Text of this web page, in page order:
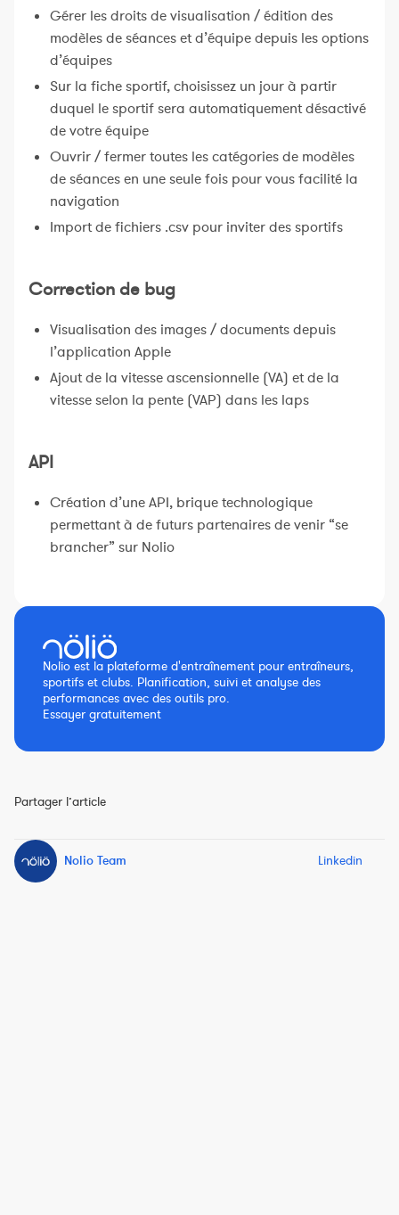
Gérer les droits de visualisation / édition des
modèles de séances et d’équipe depuis les options
d’équipes
Sur la fiche sportif, choisissez un jour à partir
duquel le sportif sera automatiquement désactivé
de votre équipe
Ouvrir / fermer toutes les catégories de modèles
de séances en une seule fois pour vous facilité la
navigation
Import de fichiers .csv pour inviter des sportifs
Correction de bug
Visualisation des images / documents depuis
l’application Apple
Ajout de la vitesse ascensionnelle (VA) et de la
vitesse selon la pente (VAP) dans les laps
API
Création d’une API, brique technologique
permettant à de futurs partenaires de venir “se
brancher” sur Nolio
Nolio est la plateforme d'entraînement pour entraîneurs,
sportifs et clubs. Planification, suivi et analyse des
performances avec des outils pro.
Essayer gratuitement
Partager l’article
Nolio Team Linkedin